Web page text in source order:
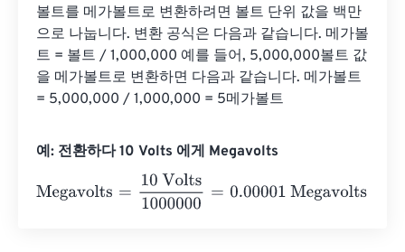
볼트를 메가볼트로 변환하려면 볼트 단위 값을 백만
으로 나눕니다. 변환 공식은 다음과 같습니다. 메가볼
트 = 볼트 / 1,000,000 예를 들어, 5,000,000볼트 값
을 메가볼트로 변환하면 다음과 같습니다. 메가볼트
= 5,000,000 / 1,000,000 = 5메가볼트
예: 전환하다 10 Volts 에게 Megavolts
Megavolts
10 Volts 1000000 0.00001 Megavolts